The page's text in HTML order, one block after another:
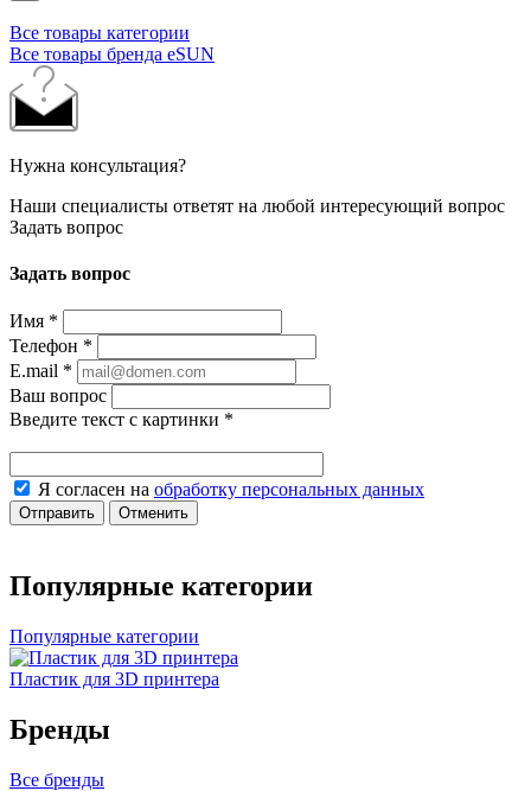
Все товары категории
Все товары бренда eSUN
Нужна консультация?
Наши специалисты ответят на любой интересующий вопрос
Задать вопрос
Задать вопрос
Имя *
Телефон *
E.mail *
Ваш вопрос
Введите текст с картинки *
Я согласен на обработку персональных данных
Отправить Отменить
Популярные категории
Популярные категории
Пластик для 3D принтера
Бренды
Все бренды